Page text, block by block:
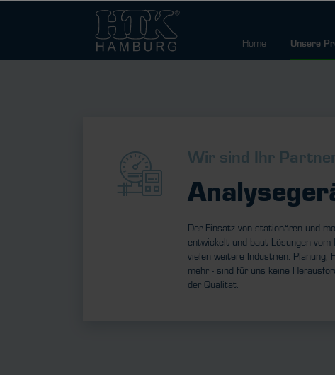
Home Unsere
Wir sind Ihr
Der Einsatz von stationären und
entwickelt und baut Lösungen
vielen weitere Industrien. Planung,
mehr - sind für uns keine
der Qualität.